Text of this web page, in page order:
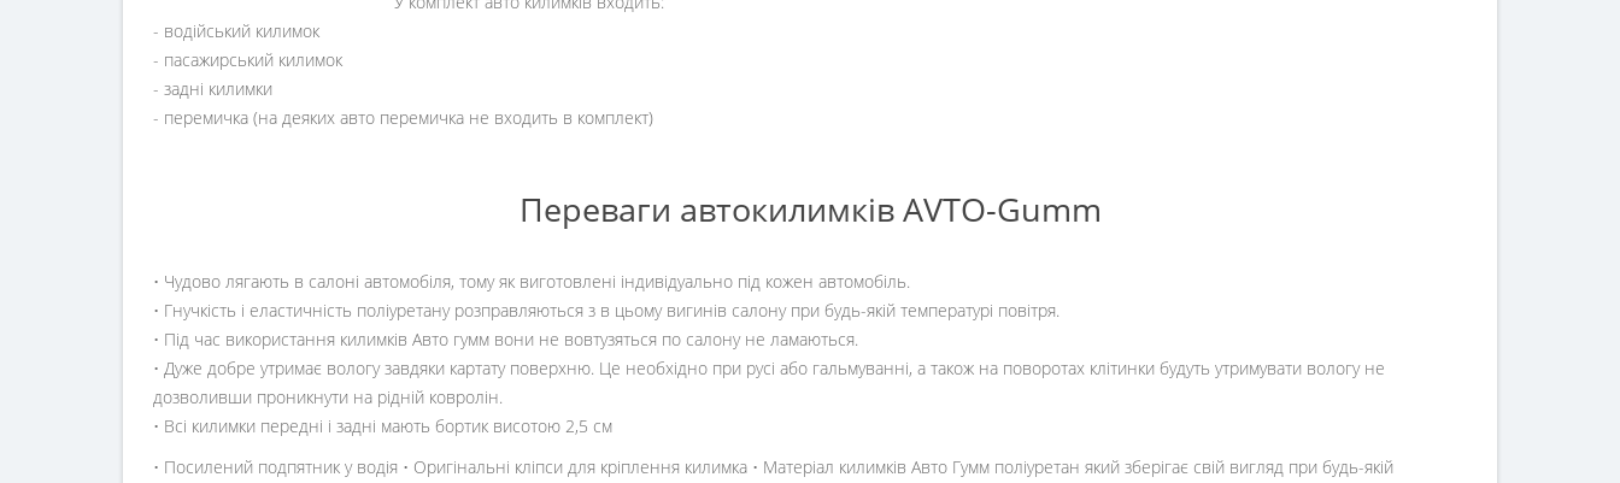
- водійський килимок
- пасажирський килимок
- задні килимки
- перемичка (на деяких авто перемичка не входить в комплект)
Переваги автокилимків AVTO-Gumm
• Чудово лягають в салоні автомобіля, тому як виготовлені індивідуально під кожен автомобіль.
• Гнучкість і еластичність поліуретану розправляються з в цьому вигинів салону при будь-якій температурі повітря.
• Під час використання килимків Авто гумм вони не вовтузяться по салону не ламаються.
• Дуже добре утримає вологу завдяки картату поверхню. Це необхідно при русі або гальмуванні, а також на поворотах клітинки будуть утримувати вологу не
дозволивши проникнути на рідній ковролін.
• Всі килимки передні і задні мають бортик висотою 2,5 см
• Посилений подпятник у водія • Оригінальні кліпси для кріплення килимка • Матеріал килимків Авто Гумм поліуретан який зберігає свій вигляд при будь-якій